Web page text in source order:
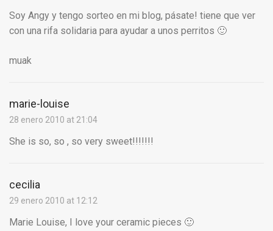
Soy Angy y tengo sorteo en mi blog, pásate! tiene que ver
con una rifa solidaria para ayudar a unos perritos 🙂
muak
marie-louise
28 enero 2010 at 21:04
She is so, so , so very sweet!!!!!!!
cecilia
29 enero 2010 at 12:12
Marie Louise, I love your ceramic pieces 🙂